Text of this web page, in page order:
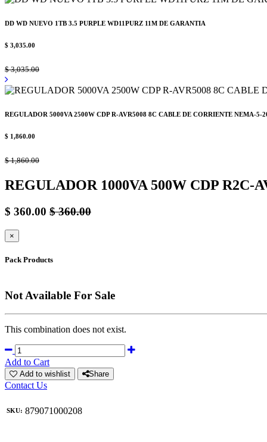
DD WD NUEVO 1TB 3.5 PURPLE WD11PURZ 11M DE GARANTIA
$ 3,035.00
$3,035.00
REGULADOR 5000VA 2500W CDP R-AVR5008 8C CABLE DE CORRIENTE NEMA-5-
$ 1,860.00
$1,860.00
REGULADOR 1000VA 500W CDP R2C-
$ 360.00 $360.00
×
Pack Products
Not Available For Sale
This combination does not exist.
Add to Cart
Add to wishlist Share
Contact Us
SKU: 879071000208